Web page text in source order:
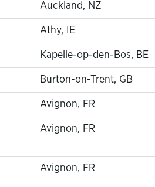
Auckland, NZ
Athy, IE
Kapelle-op-den-Bos, BE
Burton-on-Trent, GB
Avignon, FR
Avignon, FR
Avignon, FR